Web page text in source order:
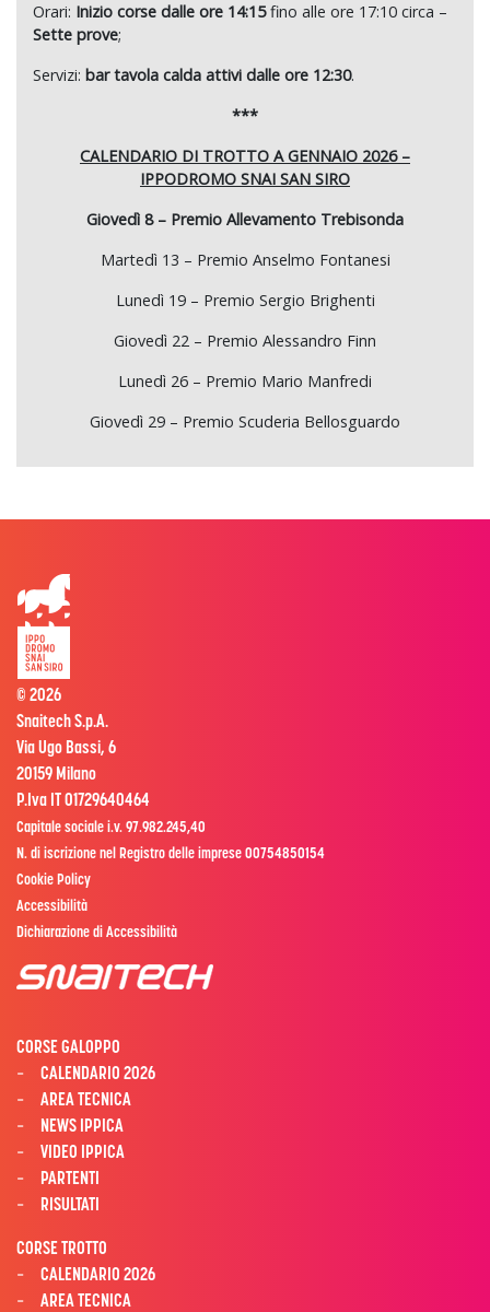
Orari: Inizio corse dalle ore 14:15fino alle ore 17:10 circa –
Sette prove;
Servizi: bar tavola calda attivi dalle ore 12:30.
***
CALENDARIO DI TROTTO A GENNAIO 2026 –
IPPODROMO SNAI SAN SIRO
Giovedì 8 – Premio Allevamento Trebisonda
Martedì 13 – Premio Anselmo Fontanesi
Lunedì 19 – Premio Sergio Brighenti
Giovedì 22 – Premio Alessandro Finn
Lunedì 26 – Premio Mario Manfredi
Giovedì 29 – Premio Scuderia Bellosguardo
© 2026
Snaitech S.p.A.
Via Ugo Bassi, 6
20159 Milano
P.Iva IT 01729640464
Capitale sociale i.v. 97.982.245,40
N. di iscrizione nel Registro delle imprese 00754850154
Cookie Policy
Accessibilità
Dichiarazione di Accessibilità
CORSE GALOPPO
CALENDARIO 2026
AREA TECNICA
NEWS IPPICA
VIDEO IPPICA
PARTENTI
RISULTATI
CORSE TROTTO
CALENDARIO 2026
AREA TECNICA